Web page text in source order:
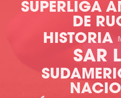
SUPERLIGA
DE
HISTORIA
SAR